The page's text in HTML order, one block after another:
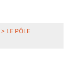
> LE PÔLE